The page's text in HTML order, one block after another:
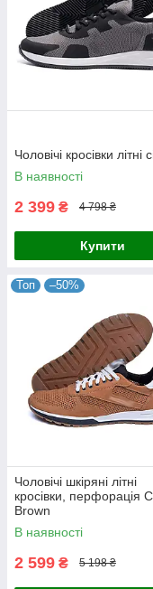
Чоловічі кросівки літні
В наявності
2 399 ₴ 4 798 ₴
Купити
Топ –50%
Чоловічі шкіряні літні
кросівки, перфорація
Brown
В наявності
2 599 ₴ 5 198 ₴